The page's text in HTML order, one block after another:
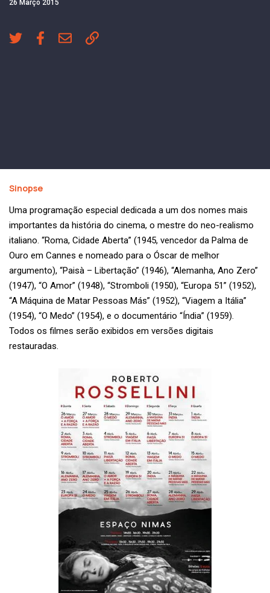
26 Março 2015
Sinopse
Uma programação especial dedicada a um dos nomes mais
importantes da história do cinema, o mestre do neo-realismo
italiano. “Roma, Cidade Aberta” (1945, vencedor da Palma de
Ouro em Cannes e nomeado para o Óscar de melhor
argumento), “Paisà – Libertação” (1946), “Alemanha, Ano Zero”
(1947), “O Amor” (1948), “Stromboli (1950), “Europa 51” (1952),
“A Máquina de Matar Pessoas Más” (1952), “Viagem a Itália”
(1954), “O Medo” (1954), e o documentário “Índia” (1959).
Todos os filmes serão exibidos em versões digitais
restauradas.